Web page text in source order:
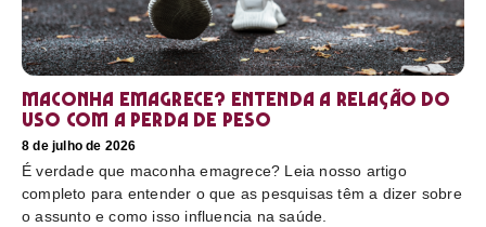
Maconha emagrece? Entenda a relação do
uso com a perda de peso
8 de julho de 2026
É verdade que maconha emagrece? Leia nosso artigo
completo para entender o que as pesquisas têm a dizer sobre
o assunto e como isso influencia na saúde.